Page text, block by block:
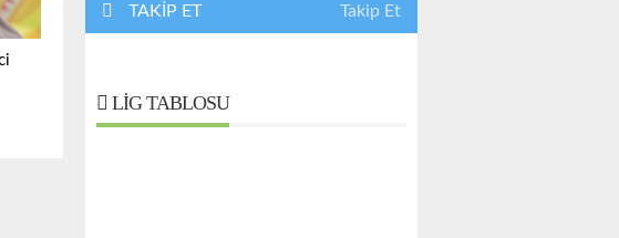
TAKİP ET Takip Et
LIG TABLOSU